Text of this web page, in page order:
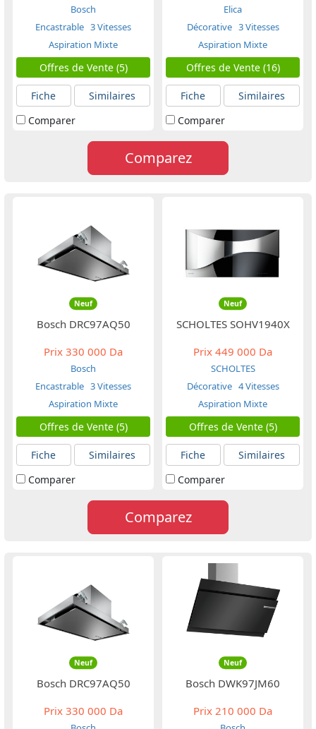
Bosch
Encastrable 3 Vitesses
Aspiration Mixte
Offres de Vente (5)
Fiche
Similaires
Comparer
Elica
Décorative 3 Vitesses
Aspiration Mixte
Offres de Vente (16)
Fiche
Similaires
Comparer
Comparez
Neuf
Bosch DRC97AQ50
Prix 330 000 Da
Bosch
Encastrable 3 Vitesses
Aspiration Mixte
Offres de Vente (5)
Fiche
Similaires
Comparer
Neuf
SCHOLTES SOHV1940X
Prix 449 000 Da
SCHOLTES
Décorative 4 Vitesses
Aspiration Mixte
Offres de Vente (5)
Fiche
Similaires
Comparer
Comparez
Neuf
Bosch DRC97AQ50
Prix 330 000 Da
Neuf
Bosch DWK97JM60
Prix 210 000 Da